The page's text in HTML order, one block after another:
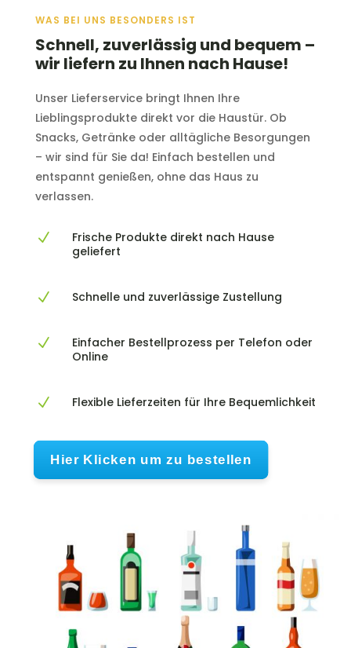
WAS BEI UNS BESONDERS IST
Schnell, zuverlässig und bequem –
wir liefern zu Ihnen nach Hause!
Unser Lieferservice bringt Ihnen Ihre
Lieblingsprodukte direkt vor die Haustür. Ob
Snacks, Getränke oder alltägliche Besorgungen
– wir sind für Sie da! Einfach bestellen und
entspannt genießen, ohne das Haus zu
verlassen.
N
Frische Produkte direkt nach Hause
geliefert
N Schnelle und zuverlässige Zustellung
N
Einfacher Bestellprozess per Telefon oder
Online
N Flexible Lieferzeiten für Ihre Bequemlichkeit
Hier Klicken um zu bestellen